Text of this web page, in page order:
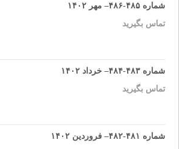
شماره ۴۸۵-۴۸۶– مهر ۱۴۰۲
تماس بگیرید
شماره ۴۸۳-۴۸۴– خرداد ۱۴۰۲
تماس بگیرید
شماره ۴۸۱-۴۸۲– فروردین ۱۴۰۲